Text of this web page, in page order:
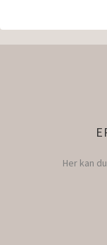
Her kan